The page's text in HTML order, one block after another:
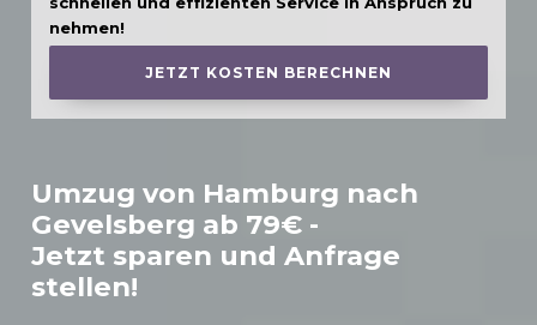
Umzug von Hamburg nach
Gevelsberg ab 79€ -
Jetzt sparen und Anfrage
stellen!
nehmen!
JETZT KOSTEN BERECHNEN